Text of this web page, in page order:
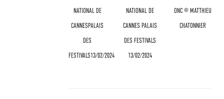
NATIONAL DE
CANNESPALAIS
DES
FESTIVALS13/02/2024
NATIONAL DE
CANNES PALAIS
DES FESTIVALS
13/02/2024
ONC © MATTHIEU
CHATONNIER